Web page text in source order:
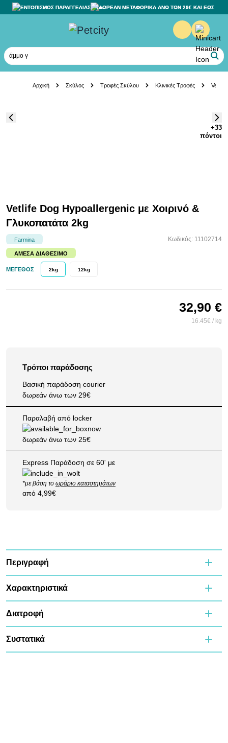
ΕΝΤΟΠΙΣΜΟΣ ΠΑΡΑΓΓΕΛΙΑΣ ΔΩΡΕΑΝ ΜΕΤΑΦΟΡΙΚΑ ΑΝΩ ΤΩΝ 29€ ΚΑΙ ΕΩΣ
άμμο γάτ
Αρχική Σκύλος Τροφές Σκύλου Κλινικές Τροφές Vetlife
+33
πόντοι
Vetlife Dog Hypoallergenic με Χοιρινό &
Γλυκοπατάτα 2kg
Farmina Κωδικός: 11102714
ΆΜΕΣΑ ΔΙΑΘΈΣΙΜΟ
ΜΈΓΕΘΟΣ 2kg 12kg
32,90 €
16.45€ / kg
Τρόποι παράδοσης
Βασική παράδοση courier
δωρεάν άνω των 29€
Παραλαβή από locker
δωρεάν άνω των 25€
Express Παράδοση σε 60' με
*με βάση το ωράριο καταστημάτων
από 4,99€
Περιγραφή
Χαρακτηριστικά
Διατροφή
Συστατικά